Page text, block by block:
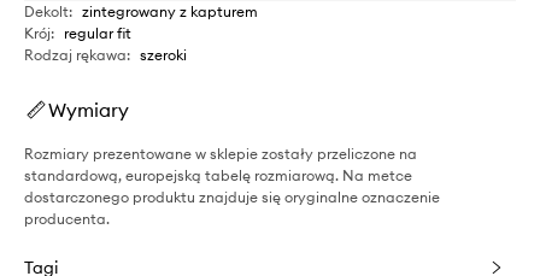
Dekolt: zintegrowany z kapturem
Krój: regular fit
Rodzaj rękawa: szeroki
Wymiary
Rozmiary prezentowane w sklepie zostały przeliczone na
standardową, europejską tabelę rozmiarową. Na metce
dostarczonego produktu znajduje się oryginalne oznaczenie
producenta.
Tagi